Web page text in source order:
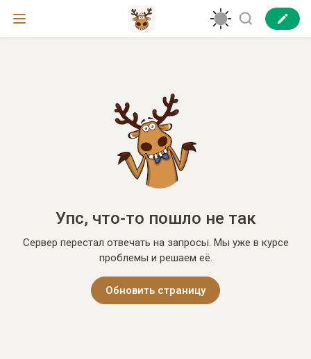
Упс, что-то пошло не так
Сервер перестал отвечать на запросы. Мы уже в курсе
проблемы и решаем её.
Обновить страницу